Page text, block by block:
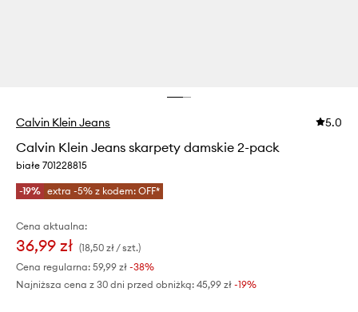
Calvin Klein Jeans 5.0
Calvin Klein Jeans skarpety damskie 2-pack
białe 701228815
-19% extra -5% z kodem: OFF*
Cena aktualna:
36,99 zł (18,50 zł / szt.)
Cena regularna: 59,99 zł -38%
Najniższa cena z 30 dni przed obniżką: 45,99 zł -19%